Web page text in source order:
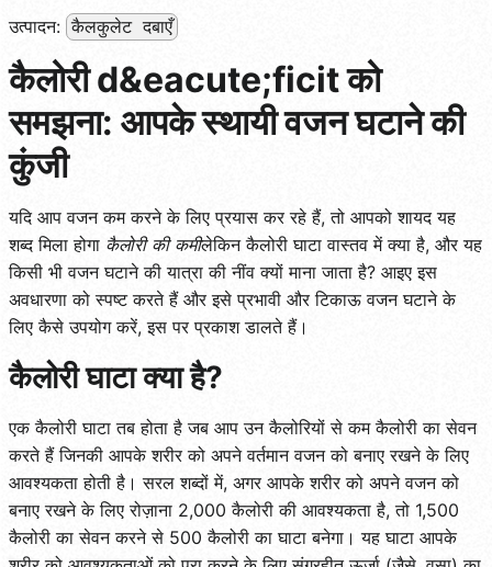
उत्पादन: कैलकुलेट दबाएँ
कैलोरी d&eacute;ficit को
समझना: आपके स्थायी वजन घटाने की
कुंजी
यदि आप वजन कम करने के लिए प्रयास कर रहे हैं, तो आपको शायद यह
शब्द मिला होगा कैलोरी की कमीलेकिन कैलोरी घाटा वास्तव में क्या है, और यह
किसी भी वजन घटाने की यात्रा की नींव क्यों माना जाता है? आइए इस
अवधारणा को स्पष्ट करते हैं और इसे प्रभावी और टिकाऊ वजन घटाने के
लिए कैसे उपयोग करें, इस पर प्रकाश डालते हैं।
कैलोरी घाटा क्या है?
एक कैलोरी घाटा तब होता है जब आप उन कैलोरियों से कम कैलोरी का सेवन
करते हैं जिनकी आपके शरीर को अपने वर्तमान वजन को बनाए रखने के लिए
आवश्यकता होती है। सरल शब्दों में, अगर आपके शरीर को अपने वजन को
बनाए रखने के लिए रोज़ाना 2,000 कैलोरी की आवश्यकता है, तो 1,500
कैलोरी का सेवन करने से 500 कैलोरी का घाटा बनेगा। यह घाटा आपके